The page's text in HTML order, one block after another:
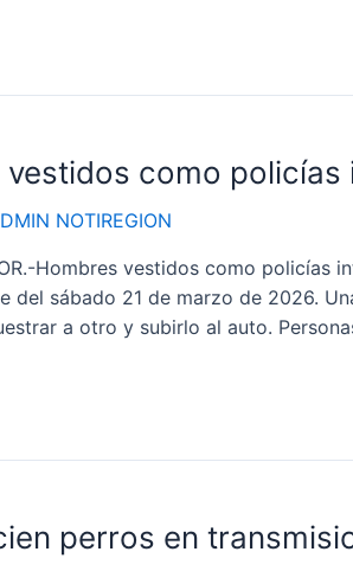
vestidos como
NOTIREGION
Hombres vestidos como
del sábado 21 de marzo de 2026.
a otro y subirlo al auto.
perros en